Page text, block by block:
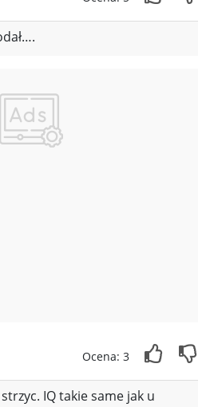
Ocena: 3
IQ takie same jak u